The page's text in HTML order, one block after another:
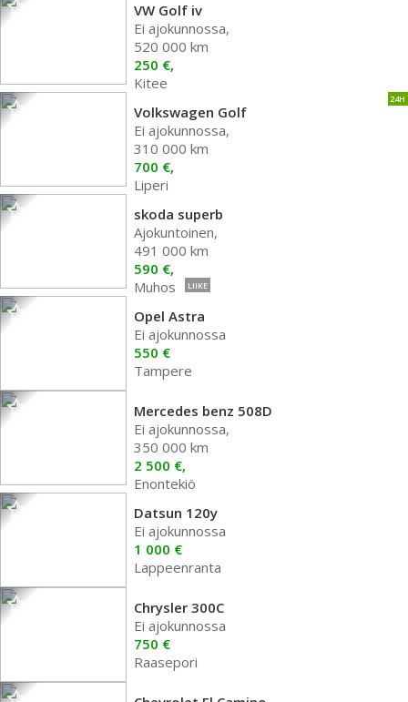
VW Golf iv
Ei ajokunnossa,
520 000 km
250 €,
Kitee
24H
Volkswagen Golf
Ei ajokunnossa,
310 000 km
700 €,
Liperi
skoda superb
Ajokuntoinen,
491 000 km
590 €,
Muhos
LIIKE
Opel Astra
Ei ajokunnossa
550 €
Tampere
Mercedes benz 508D
Ei ajokunnossa,
350 000 km
2 500 €,
Enontekiö
Datsun 120y
Ei ajokunnossa
1 000 €
Lappeenranta
Chrysler 300C
Ei ajokunnossa
750 €
Raasepori